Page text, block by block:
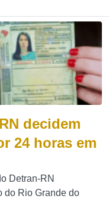
decidem
24 horas em
Detran-RN
do Rio Grande do